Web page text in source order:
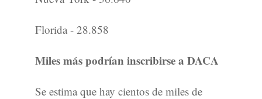
Florida - 28.858
Miles más podrían inscribirse a DACA
Se estima que hay cientos de miles de